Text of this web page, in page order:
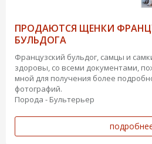
ПРОДАЮТСЯ ЩЕНКИ
БУЛЬДОГА
Французский бульдог, самцы и
здоровы, со всеми документами,
мной для получения более
фотографий.
Порода - Бультерьер